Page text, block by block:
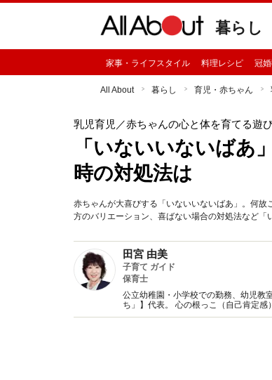
暮らし
家事・ライフスタイル 料理レシピ 冠
All About 暮らし 育児・赤ちゃん
乳児育児 ／赤ちゃんの心と体を育てる遊
「いないいないばあ
時の対処法は
赤ちゃんが大喜びする「いないいないばあ」。何
方のバリエーション、喜ばない場合の対処法など「
田宮 由美
子育て ガイド
保育士
公立幼稚園・小学校での勤務、幼児教
ち」】代表。 心の根っこ（自己肯定
執筆、講演、教育機関職員研修、個別